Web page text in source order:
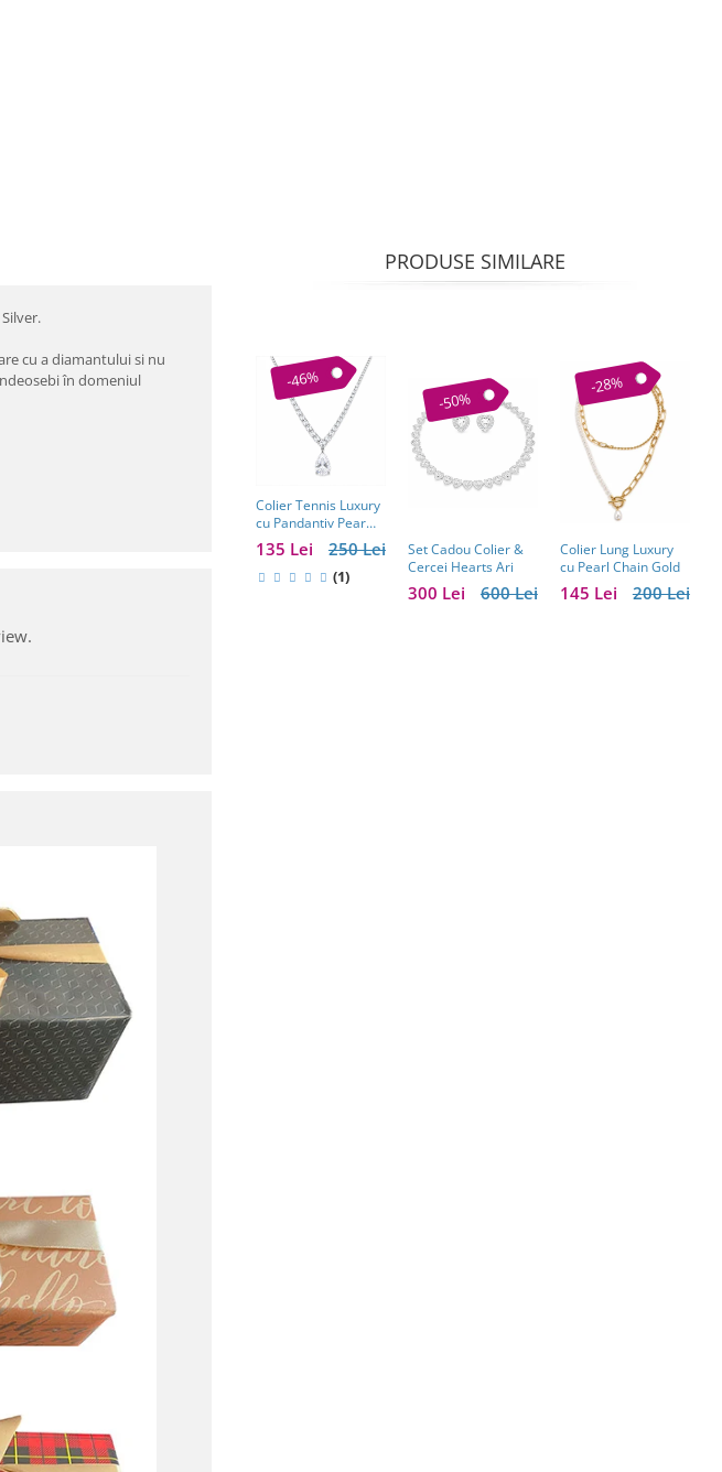
cu a diamantului si nu
în domeniul
PRODUSE SIMILARE
-46%
Colier Tennis Luxury
cu Pandantiv Pear
Cut – Eleganță
Atemporală 250 Lei
135 Lei
(1)
-50%
Set Cadou Colier &
Cercei Hearts Ari
600 Lei
300 Lei
-28%
Colier Lung Luxury
cu Pearl Chain Gold
200 Lei
145 Lei